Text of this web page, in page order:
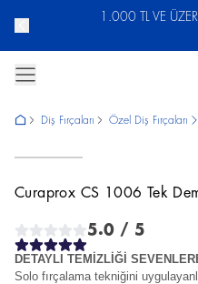
1.000 TL VE
Diş Fırçaları Özel Diş Fırçaları
Curaprox CS 1006 Tek
5.0 / 5
DETAYLI TEMİZLİĞİ
Solo fırçalama tekniğini